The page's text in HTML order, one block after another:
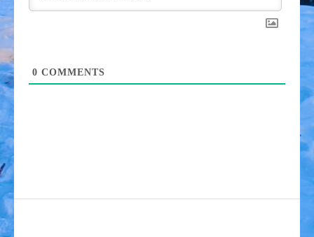
0 COMMENTS